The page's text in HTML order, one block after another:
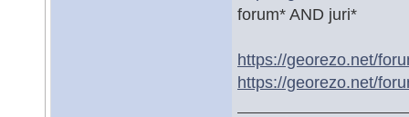
forum* AND juri*
https://georezo.net/
https://georezo.net/